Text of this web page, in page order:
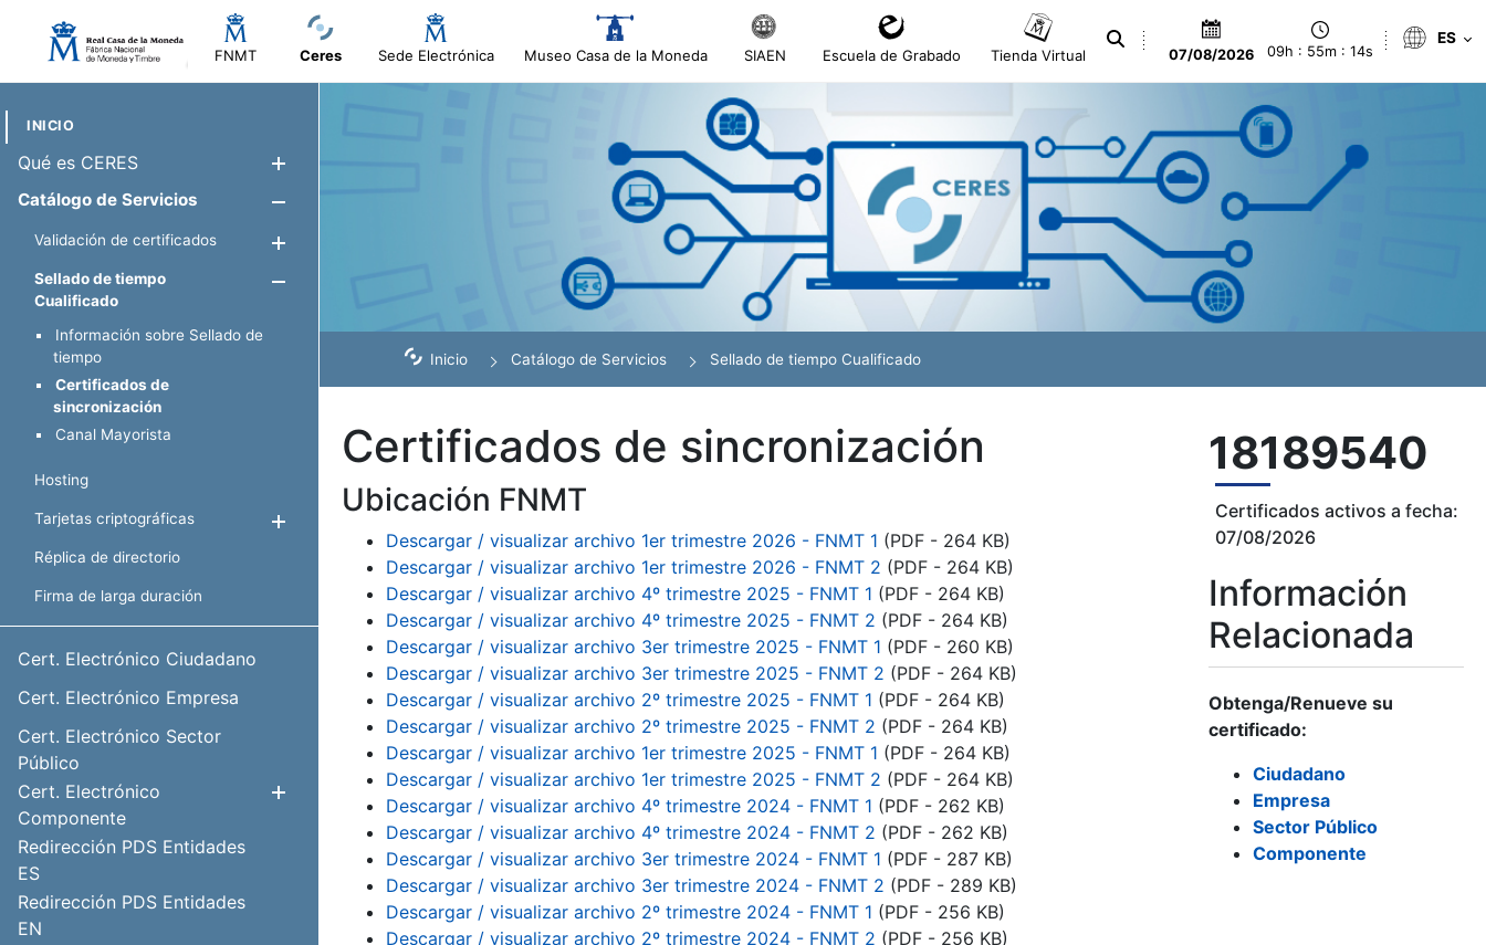
FNMT Ceres Sede Electrónica Museo Casa de la Moneda SIAEN Escuela de Grabado Tienda Virtual 07/08/2026 09h : 55m : 15s
ES
INICIO
Qué es CERES
Catálogo de Servicios
Validación de certificados
Sellado de tiempo
Cualificado
Información sobre Sellado de
tiempo
Certificados de
sincronización
Canal Mayorista
Hosting
Tarjetas criptográficas
Réplica de directorio
Firma de larga duración
Cert. Electrónico Ciudadano
Cert. Electrónico Empresa
Cert. Electrónico Sector
Público
Cert. Electrónico
Componente
Mostrar/Ocultar
Redirección PDS Entidades
ES
Redirección PDS Entidades
EN
Inicio Catálogo de Servicios Sellado de tiempo Cualificado
Certificados de sincronización
Ubicación FNMT
Descargar / visualizar archivo 1er trimestre 2026 - FNMT 1 (PDF - 264 KB)
Descargar / visualizar archivo 1er trimestre 2026 - FNMT 2 (PDF - 264 KB)
Descargar / visualizar archivo 4º trimestre 2025 - FNMT 1 (PDF - 264 KB)
Descargar / visualizar archivo 4º trimestre 2025 - FNMT 2 (PDF - 264 KB)
Descargar / visualizar archivo 3er trimestre 2025 - FNMT 1 (PDF - 260 KB)
Descargar / visualizar archivo 3er trimestre 2025 - FNMT 2 (PDF - 264 KB)
Descargar / visualizar archivo 2º trimestre 2025 - FNMT 1 (PDF - 264 KB)
Descargar / visualizar archivo 2º trimestre 2025 - FNMT 2 (PDF - 264 KB)
Descargar / visualizar archivo 1er trimestre 2025 - FNMT 1 (PDF - 264 KB)
Descargar / visualizar archivo 1er trimestre 2025 - FNMT 2 (PDF - 264 KB)
Descargar / visualizar archivo 4º trimestre 2024 - FNMT 1 (PDF - 262 KB)
Descargar / visualizar archivo 4º trimestre 2024 - FNMT 2 (PDF - 262 KB)
Descargar / visualizar archivo 3er trimestre 2024 - FNMT 1 (PDF - 287 KB)
Descargar / visualizar archivo 3er trimestre 2024 - FNMT 2 (PDF - 289 KB)
Descargar / visualizar archivo 2º trimestre 2024 - FNMT 1 (PDF - 256 KB)
Descargar / visualizar archivo 2º trimestre 2024 - FNMT 2 (PDF - 256 KB)
18189540
Certificados activos a fecha:
07/08/2026
Información
Relacionada
Obtenga/Renueve su
certificado:
Ciudadano
Empresa
Sector Público
Componente